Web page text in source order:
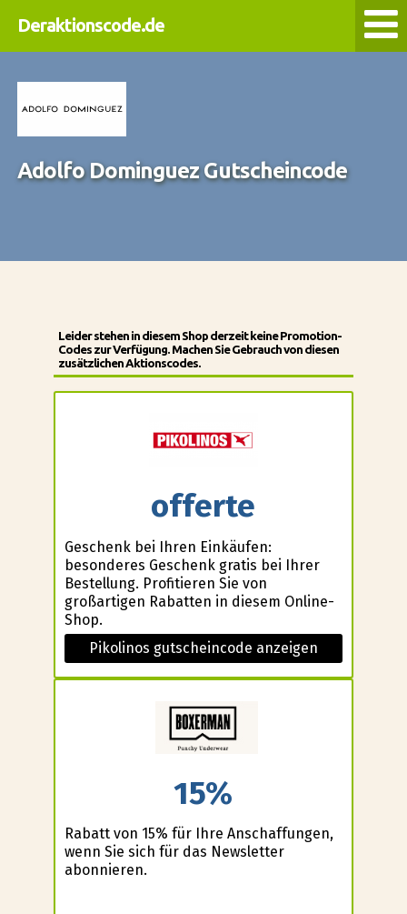
Deraktionscode.de
Adolfo Dominguez Gutscheincode
Leider stehen in diesem Shop derzeit keine Promotion-
Codes zur Verfügung. Machen Sie Gebrauch von diesen
zusätzlichen Aktionscodes.
offerte
Geschenk bei Ihren Einkäufen:
besonderes Geschenk gratis bei Ihrer
Bestellung. Profitieren Sie von
großartigen Rabatten in diesem Online-
Shop.
Pikolinos gutscheincode anzeigen
15%
Rabatt von 15% für Ihre Anschaffungen,
wenn Sie sich für das Newsletter
abonnieren.